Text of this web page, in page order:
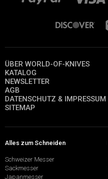
ÜBER WORLD-OF-KNIVES
KATALOG
NEWSLETTER
AGB
DATENSCHUTZ & IMPRESSUM
SITEMAP
Alles zum Schneiden
Schweizer Messer
Sackmesser
Japanmesser